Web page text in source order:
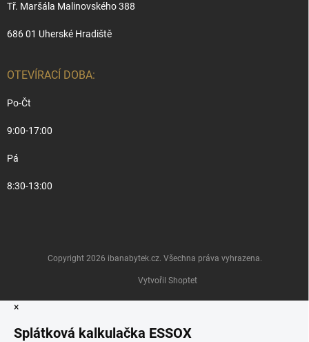
Tř. Maršála Malinovského 388
686 01 Uherské Hradiště
OTEVÍRACÍ DOBA:
Po-Čt
9:00-17:00
Pá
8:30-13:00
Vytvořil Shoptet
Copyright 2026 ibanabytek.cz. Všechna práva vyhrazena.
×
Splátková kalkulačka ESSOX